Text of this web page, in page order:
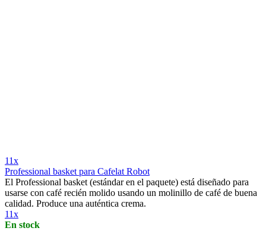
11x
Professional basket para Cafelat Robot
El Professional basket (estándar en el paquete) está diseñado para
usarse con café recién molido usando un molinillo de café de buena
calidad. Produce una auténtica crema.
11x
En stock